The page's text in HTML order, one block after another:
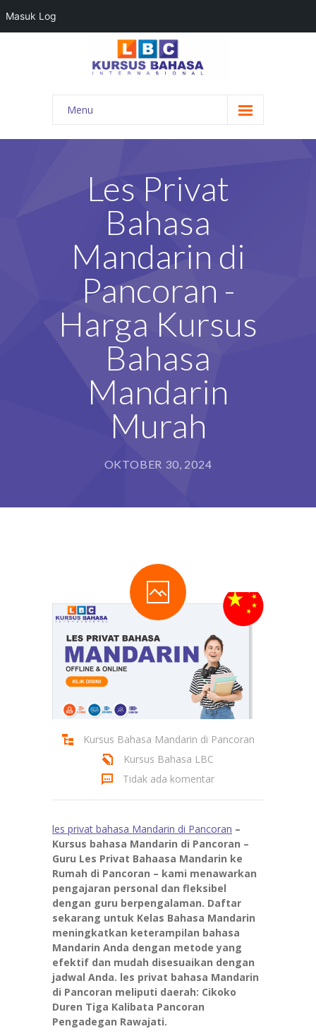
Menu
HOME
KONTAK KAMI
DAFTAR GURU
Les Privat
Bahasa
Mandarin di
Pancoran -
Harga Kursus
Bahasa
Mandarin
Murah
OKTOBER 30, 2024
Kursus Bahasa Mandarin di Pancoran
Kursus Bahasa LBC
Tidak ada komentar
les privat bahasa Mandarin di Pancoran –
Kursus bahasa Mandarin di Pancoran –
Guru Les Privat Bahaasa Mandarin ke
Rumah di Pancoran – kami menawarkan
pengajaran personal dan fleksibel
dengan guru berpengalaman. Daftar
sekarang untuk Kelas Bahasa Mandarin
meningkatkan keterampilan bahasa
Mandarin Anda dengan metode yang
efektif dan mudah disesuaikan dengan
jadwal Anda. les privat bahasa Mandarin
di Pancoran meliputi daerah: Cikoko
Duren Tiga Kalibata Pancoran
Pengadegan Rawajati.
Masuk Log